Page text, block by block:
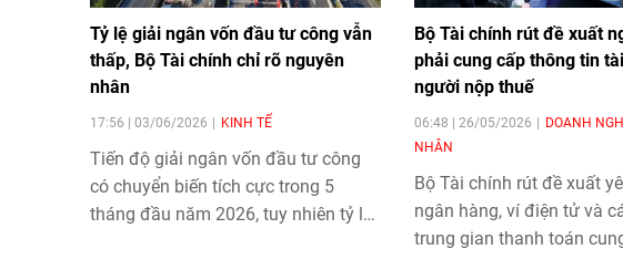
Tỷ lệ giải ngân vốn đầu tư công vẫn
thấp, Bộ Tài chính chỉ rõ nguyên
nhân
17:56 | 03/06/2026 KINH TẾ
Tiến độ giải ngân vốn đầu tư công
có chuyển biến tích cực trong 5
tháng đầu năm 2026, tuy nhiên tỷ lệ
Bộ Tài chính rút đề xuất
phải cung cấp thông tin
người nộp thuế
06:48 | 26/05/2026
DOANH
NHÂN
Bộ Tài chính rút đề xuất
ngân hàng, ví điện tử và
trung gian thanh toán